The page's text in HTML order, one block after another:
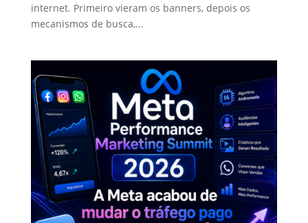
internet. Primeiro vieram os banners, depois os
mecanismos de busca,...